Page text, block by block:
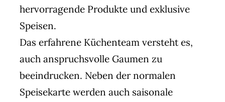
hervorragende Produkte und exklusive
Speisen.
Das erfahrene Küchenteam versteht es,
auch anspruchsvolle Gaumen zu
beeindrucken. Neben der normalen
Speisekarte werden auch saisonale